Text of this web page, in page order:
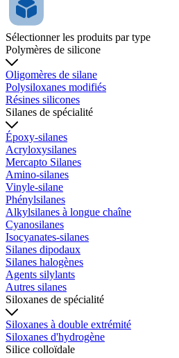
Sélectionner les produits par type
Polymères de silicone
Oligomères de silane
Polysiloxanes modifiés
Résines silicones
Silanes de spécialité
Époxy-silanes
Acryloxysilanes
Mercapto Silanes
Amino-silanes
Vinyle-silane
Phénylsilanes
Alkylsilanes à longue chaîne
Cyanosilanes
Isocyanates-silanes
Silanes dipodaux
Silanes halogènes
Agents silylants
Autres silanes
Siloxanes de spécialité
Siloxanes à double extrémité
Siloxanes d'hydrogène
Silice colloïdale